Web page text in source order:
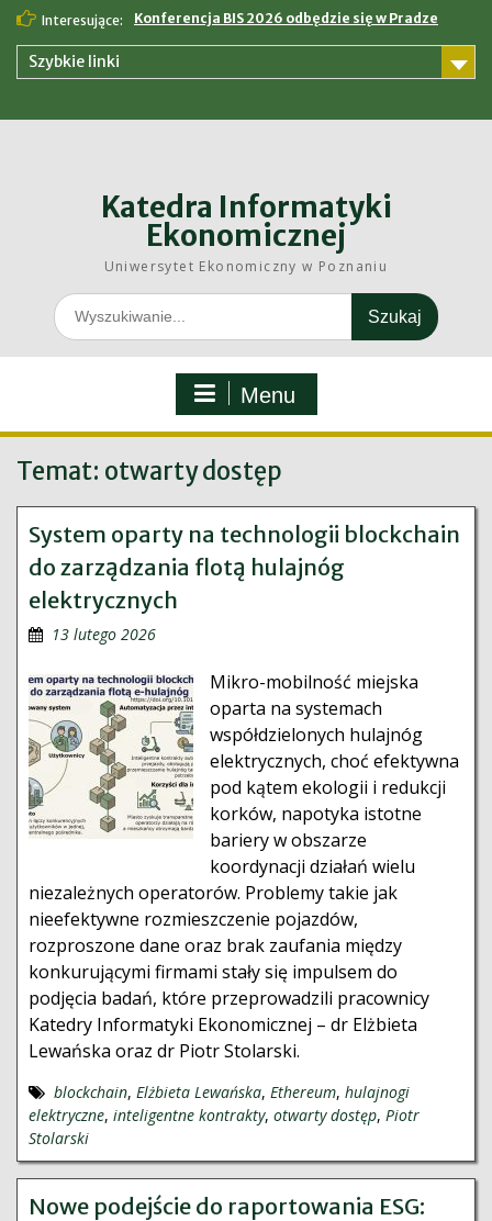
Skip
content
Interesujące: Konferencja BIS 2026 odbędzie się w Pradze
Szybkie linki
Katedra Informatyki
Ekonomicznej
Uniwersytet Ekonomiczny w Poznaniu
Search
for:
Menu
Temat: otwarty dostęp
System oparty na technologii blockchain
do zarządzania flotą hulajnóg
elektrycznych
13 lutego 2026
Mikro-mobilność miejska
oparta na systemach
współdzielonych hulajnóg
elektrycznych, choć efektywna
pod kątem ekologii i redukcji
korków, napotyka istotne
bariery w obszarze
koordynacji działań wielu
niezależnych operatorów. Problemy takie jak
nieefektywne rozmieszczenie pojazdów,
rozproszone dane oraz brak zaufania między
konkurującymi firmami stały się impulsem do
podjęcia badań, które przeprowadzili pracownicy
Katedry Informatyki Ekonomicznej – dr Elżbieta
Lewańska oraz dr Piotr Stolarski.
blockchain, Elżbieta Lewańska, Ethereum, hulajnogi
elektryczne, inteligentne kontrakty, otwarty dostęp, Piotr
Stolarski
Nowe podejście do raportowania ESG: